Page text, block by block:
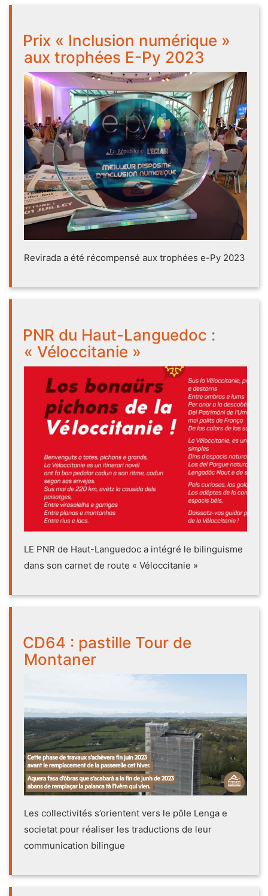
Prix « Inclusion numérique »
aux trophées E-Py 2023
Revirada a été récompensé aux trophées e-Py 2023
PNR du Haut-Languedoc :
« Véloccitanie »
LE PNR de Haut-Languedoc a intégré le bilinguisme
dans son carnet de route « Véloccitanie »
CD64 : pastille Tour de
Montaner
Les collectivités s’orientent vers le pôle Lenga e
societat pour réaliser les traductions de leur
communication bilingue